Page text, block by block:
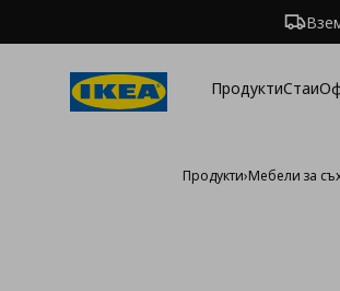
ПродуктиСтаи
Продукти›Мебели за